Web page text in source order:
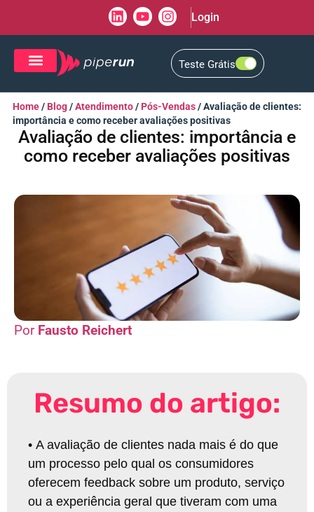
Login
Teste Grátis
Home/ Blog/Atendimento/ Pós-Vendas/Avaliação de clientes:
importância e como receber avaliações positivas
Avaliação de clientes: importância e
como receber avaliações positivas
Fausto Reichert
Resumo do artigo:
• A avaliação de clientes nada mais é do que
um processo pelo qual os consumidores
oferecem feedback sobre um produto, serviço
ou a experiência geral que tiveram com uma